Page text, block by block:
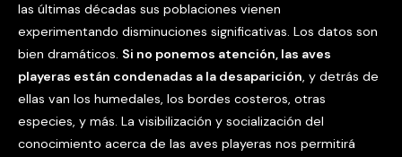
las últimas décadas sus poblaciones vienen
experimentando disminuciones significativas. Los datos son
bien dramáticos. Si no ponemos atención, las aves
playeras están condenadas a la desaparición, y detrás de
ellas van los humedales, los bordes costeros, otras
especies, y más. La visibilización y socialización del
conocimiento acerca de las aves playeras nos permitirá